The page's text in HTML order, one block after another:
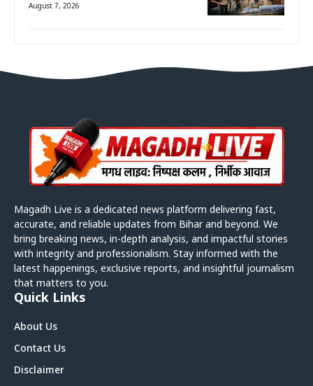
August 7, 2026
Magadh Live is a dedicated news platform delivering fast,
accurate, and reliable updates from Bihar and beyond. We
bring breaking news, in-depth analysis, and impactful stories
with integrity and professionalism. Stay informed with the
latest happenings, exclusive reports, and insightful journalism
that matters to you.
Quick Links
About Us
Contact Us
Disclaimer